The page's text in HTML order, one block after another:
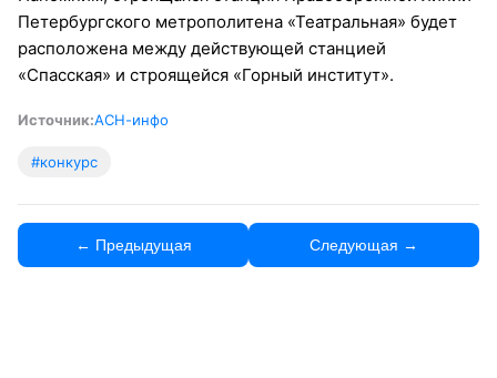
Петербургского метрополитена «Театральная» будет
расположена между действующей станцией
«Спасская» и строящейся «Горный институт».
Источник:АСН-инфо
#конкурс
← Предыдущая Следующая →